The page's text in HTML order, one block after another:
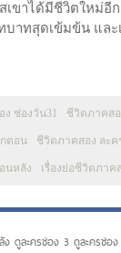
สเขาได้มีชีวิตใหม่
ทสุดเข้มข้น และ
ช่องวัน31 ชีวิตภาคส
ตอน ชีวิตภาคสอง ละค
นหลัง เรื่องย่อชีวิตภาค
ง ดูละครช่อง 3 ดูละครช่อ